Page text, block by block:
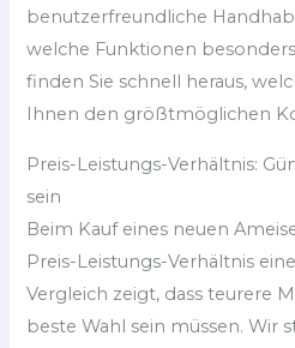
benutzerfreundliche
welche Funktionen
finden Sie schnell heraus,
Ihnen den größtmöglichen
Preis-Leistungs-Verhältnis:
sein
Beim Kauf eines neuen
Preis-Leistungs-Verhältnis
Vergleich zeigt, dass teurere
beste Wahl sein müssen. Wir